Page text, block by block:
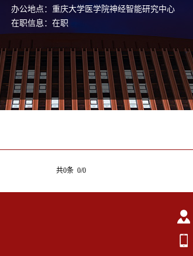
办公地点：重庆大学医学院神经智能研究中心
在职信息：在职
共0条 0/0